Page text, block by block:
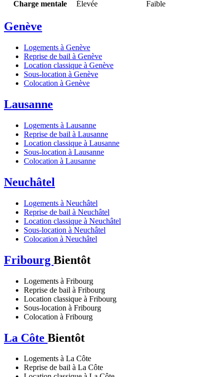
Charge mentale
Élevée Faible
Genève
Logements à Genève
Reprise de bail à Genève
Location classique à Genève
Sous-location à Genève
Colocation à Genève
Lausanne
Logements à Lausanne
Reprise de bail à Lausanne
Location classique à Lausanne
Sous-location à Lausanne
Colocation à Lausanne
Neuchâtel
Logements à Neuchâtel
Reprise de bail à Neuchâtel
Location classique à Neuchâtel
Sous-location à Neuchâtel
Colocation à Neuchâtel
Fribourg Bientôt
Logements à Fribourg
Reprise de bail à Fribourg
Location classique à Fribourg
Sous-location à Fribourg
Colocation à Fribourg
La Côte Bientôt
Logements à La Côte
Reprise de bail à La Côte